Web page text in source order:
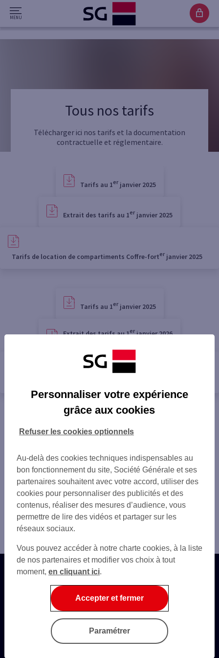
Tous nos tarifs
Télécharger ici nos tarifs et la documentation
contractuelle et réglementaire.
Tarifs au 1erjanvier 2025
Extrait des tarifs au 1er janvier 2025
Tarifs de location de compartiments Coffre-forter janvier 2025
Tarifs au 1erjanvier 2025
Extrait des tarifs au 1erjanvier 2026
Questions fréquentes
Personnaliser votre expérience
grâce aux cookies
Au-delà des cookies techniques indispensables au
bon fonctionnement du site, Société Générale et ses
partenaires souhaitent avec votre accord, utiliser des
cookies pour personnaliser des publicités et des
contenus, réaliser des mesures d’audience, vous
permettre de lire des vidéos et partager sur les
réseaux sociaux.
Vous pouvez accéder à notre charte cookies, à la liste
de nos partenaires et modifier vos choix à tout
moment, en cliquant ici.
Refuser les cookies optionnels
Accepter et fermer
Paramétrer